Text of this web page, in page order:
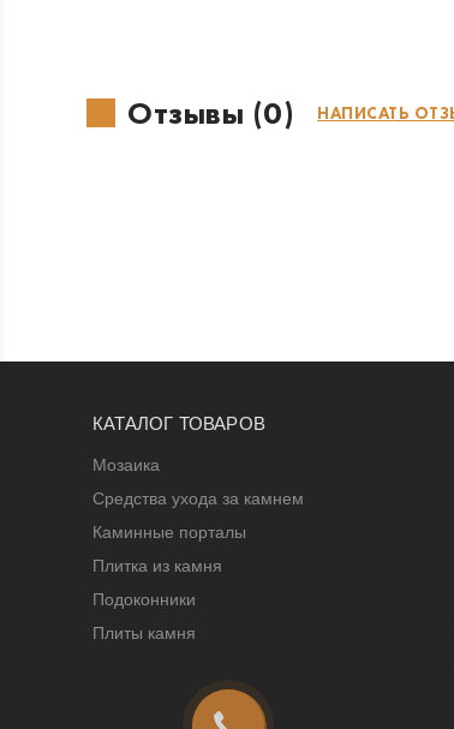
Отзывы (0) НАПИСАТЬ
КАТАЛОГ ТОВАРОВ
Мозаика
Средства ухода за камнем
Каминные порталы
Плитка из камня
Подоконники
Плиты камня